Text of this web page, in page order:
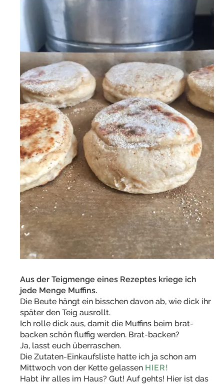
Aus der Teigmenge eines Rezeptes kriege ich
jede Menge Muffins.
Die Beute hängt ein bisschen davon ab, wie dick ihr
später den Teig ausrollt.
Ich rolle dick aus, damit die Muffins beim brat-
backen schön fluffig werden. Brat-backen?
Ja, lasst euch überraschen.
Die Zutaten-Einkaufsliste hatte ich ja schon am
Mittwoch von der Kette gelassen HIER!
Habt ihr alles im Haus? Gut! Auf gehts! Hier ist das